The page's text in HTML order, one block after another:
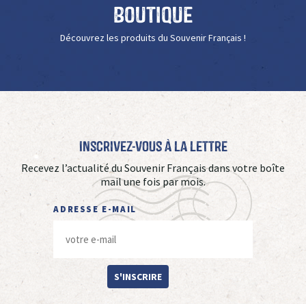
Boutique
Découvrez les produits du Souvenir Français !
Inscrivez-vous à La Lettre
Recevez l’actualité du Souvenir Français dans votre boîte
mail une fois par mois.
ADRESSE E-MAIL
S'INSCRIRE